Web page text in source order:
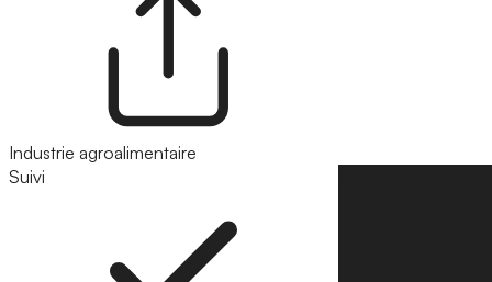
Industrie agroalimentaire
Suivi